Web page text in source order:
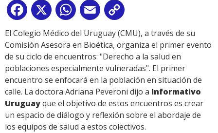
Facebook
X WhatsApp
Email
Link
El Colegio Médico del Uruguay (CMU), a través de su
Comisión Asesora en Bioética, organiza el primer evento
de su ciclo de encuentros: "Derecho a la salud en
poblaciones especialmente vulneradas". El primer
encuentro se enfocará en la población en situación de
calle. La doctora Adriana Peveroni dijo a Informativo
Uruguayque el objetivo de estos encuentros es crear
un espacio de diálogo y reflexión sobre el abordaje de
los equipos de salud a estos colectivos.